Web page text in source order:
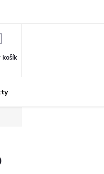
NÁKUPNÍ
košík